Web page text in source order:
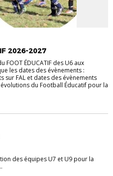
2026-2027
FOOT ÉDUCATIF des U6 aux
les dates des évènements :
sur FAL et dates des évènements
du Football Éducatif pour la
des équipes U7 et U9 pour la